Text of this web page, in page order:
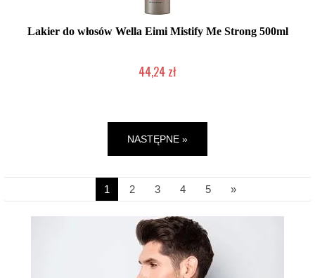
Lakier do włosów Wella Eimi Mistify Me Strong 500ml
44,24 zł
NASTĘPNE »
1 2 3 4 5 »